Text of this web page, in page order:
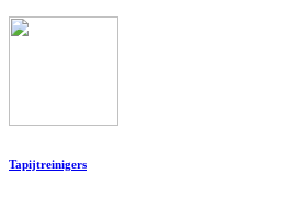
Tapijtreinigers